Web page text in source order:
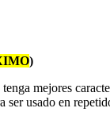
)
mejores
usado en